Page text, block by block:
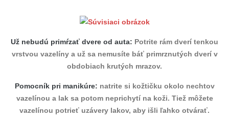
Už nebudú primŕzať dvere od auta: Potrite rám dverí tenkou
vrstvou vazelíny a už sa nemusíte báť primrznutých dverí v
obdobiach krutých mrazov.
Pomocník pri manikúre: natrite si kožtičku okolo nechtov
vazelínou a lak sa potom neprichytí na koži. Tiež môžete
vazelínou potrieť uzávery lakov, aby išli ľahko otvárať.